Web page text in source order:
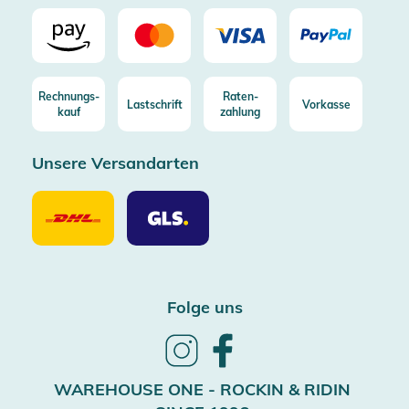
Rechnungs-
kauf
Lastschrift
Raten-
zahlung
Vorkasse
Unsere Versandarten
Unsere
Versandarten
DHL
Unsere
Versandarten
GLS
Folge uns
Follow
InstagramFacebook
WAREHOUSE ONE - ROCKIN & RIDIN